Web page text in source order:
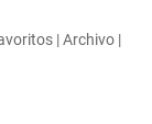
| Archivo |